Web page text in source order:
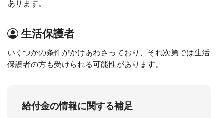
あります。
生活保護者
いくつかの条件がかけあわさっており、それ次第では生活
保護者の方も受けられる可能性があります。
給付金の情報に関する補足